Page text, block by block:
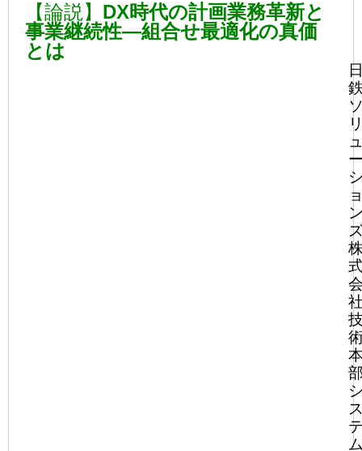
【論説】 DX時代の計画業務革新と
事業継続性―組合せ最適化の真価
とは